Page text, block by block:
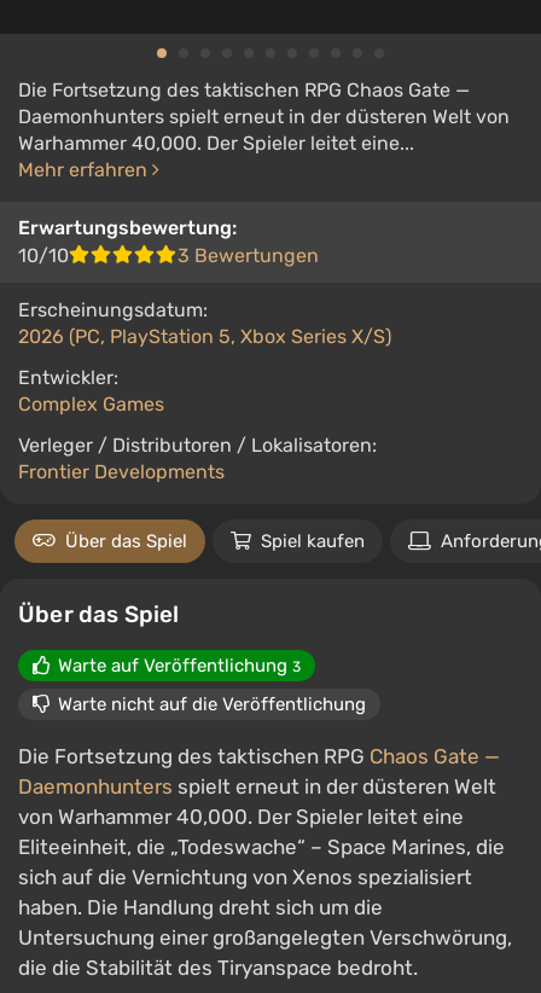
Die Fortsetzung des taktischen RPG Chaos Gate —
Daemonhunters spielt erneut in der düsteren Welt von
Warhammer 40,000. Der Spieler leitet eine...
Mehr erfahren
Erwartungsbewertung:
10/10
3 Bewertungen
Erscheinungsdatum:
2026 (PC, PlayStation 5, Xbox Series X/S)
Entwickler:
Complex Games
Verleger / Distributoren / Lokalisatoren:
Frontier Developments
Über das Spiel Spiel kaufen
Über das Spiel
Warte auf Veröffentlichung 3
Warte nicht auf die Veröffentlichung
Die Fortsetzung des taktischen RPG Chaos Gate —
Daemonhunters spielt erneut in der düsteren Welt
von Warhammer 40,000. Der Spieler leitet eine
Eliteeinheit, die „Todeswache“ – Space Marines, die
sich auf die Vernichtung von Xenos spezialisiert
haben. Die Handlung dreht sich um die
Untersuchung einer großangelegten Verschwörung,
die die Stabilität des Tiryanspace bedroht.